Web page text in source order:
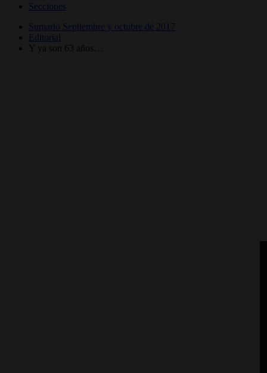
Secciones
Sumario Septiembre y octubre de 2017
Editorial
Y ya son 63 años…